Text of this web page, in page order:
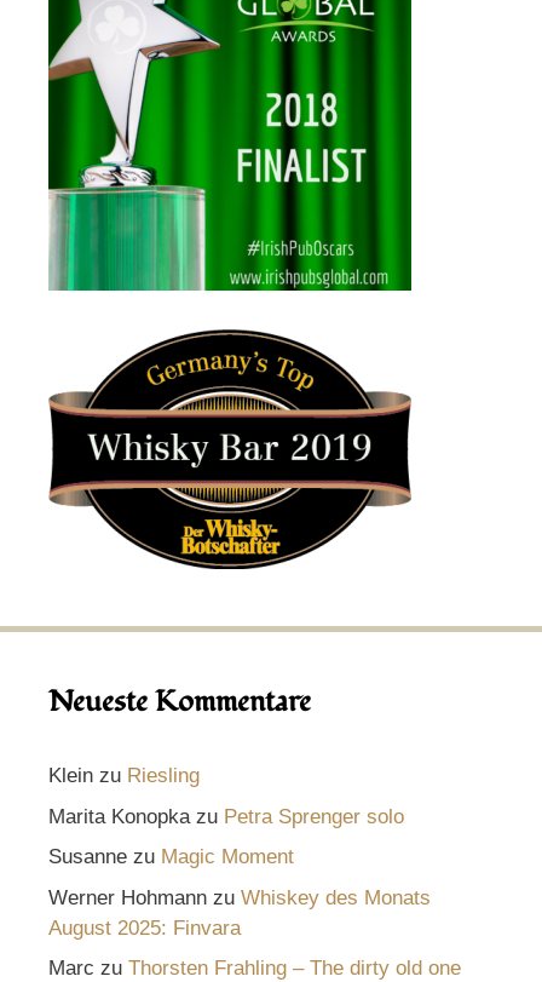
Neueste Kommentare
Klein zu Riesling
Marita Konopka zu Petra Sprenger solo
Susanne zu Magic Moment
Werner Hohmann zu Whiskey des Monats
August 2025: Finvara
Marc zu Thorsten Frahling – The dirty old one